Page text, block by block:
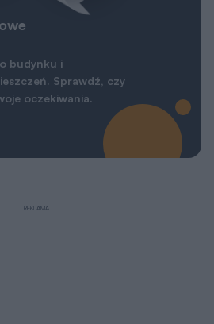
budynku i
Sprawdź, czy
oczekiwania.
REKLAMA